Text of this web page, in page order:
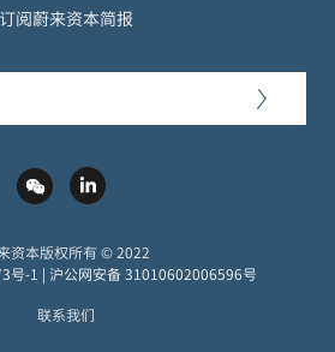
订阅蔚来资本简报
资本版权所有 © 2022
号-1 | 沪公网安备 31010602006596号
联系我们